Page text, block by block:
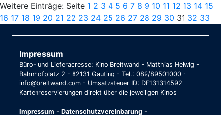
Weitere Einträge: Seite 1 2 3 4 5 6 7 8 9 10 11 12 13 14 15
16 17 18 19 20 21 22 23 24 25 26 27 28 29 30 31 32 33
Impressum
Büro- und Lieferadresse: Kino Breitwand - Matthias Helwig -
Bahnhofplatz 2 - 82131 Gauting - Tel.: 089/89501000 -
info@breitwand.com - Umsatzsteuer ID: DE131314592
Kartenreservierungen direkt über die jeweiligen Kinos
Impressum - Datenschutzvereinbarung -